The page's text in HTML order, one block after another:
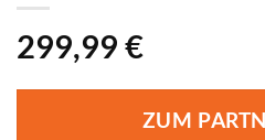
299,99 €
ZUM